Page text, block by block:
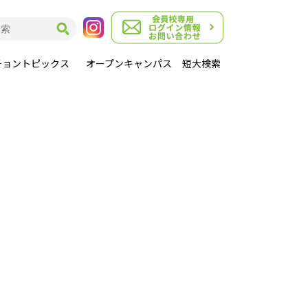
ントピックス オープンキャンパス 短大検索